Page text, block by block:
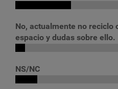
No, actualmente no reciclo
espacio y dudas sobre ello.
NS/NC